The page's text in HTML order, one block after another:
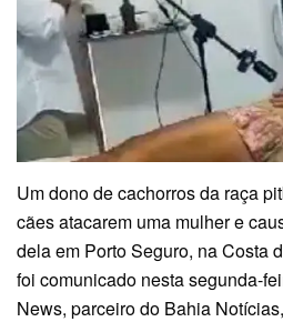
Um dono de cachorros da raça
cães atacarem uma mulher e
dela em Porto Seguro, na Costa
foi comunicado nesta segunda-
News, parceiro do Bahia